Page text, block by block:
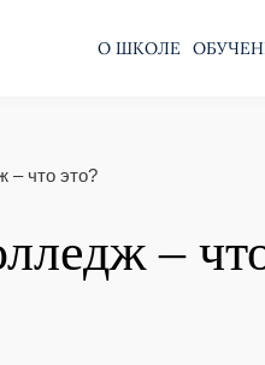
О ШКОЛЕ
– что это?
–